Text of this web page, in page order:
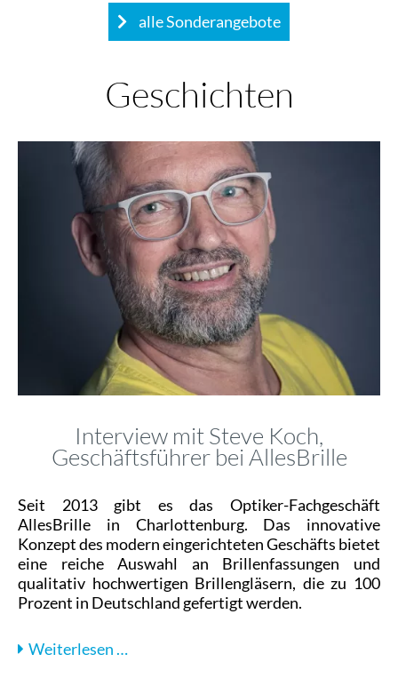
alle Sonderangebote
Geschichten
Interview mit Steve Koch,
Geschäftsführer bei AllesBrille
Seit 2013 gibt es das Optiker-Fachgeschäft
AllesBrille in Charlottenburg. Das innovative
Konzept des modern eingerichteten Geschäfts bietet
eine reiche Auswahl an Brillenfassungen und
qualitativ hochwertigen Brillengläsern, die zu 100
Prozent in Deutschland gefertigt werden.
Weiterlesen …